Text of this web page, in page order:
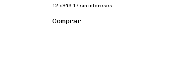
12 x $49.17 sin intereses
Comprar